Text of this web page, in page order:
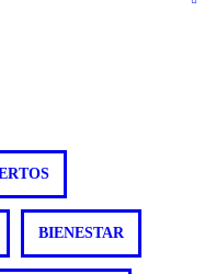
BIENESTAR